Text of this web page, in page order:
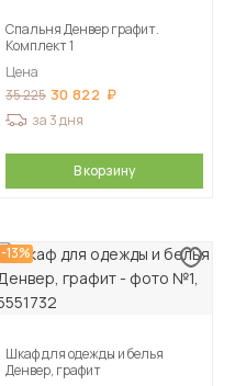
Спальня Денвер графит.
Комплект 1
Цена
35 225 30 822
за 3 дня
В корзину
-13%
Шкаф для одежды и белья
Денвер, графит